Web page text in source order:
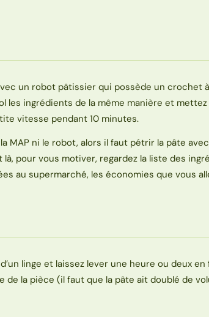
un robot pâtissier qui possède un crochet
les ingrédients de la même manière et
vitesse pendant 10 minutes.
la MAP ni le robot, alors il faut pétrir la pâte
là, pour vous motiver, regardez la liste des
au supermarché, les économies que vous
linge et laissez lever une heure ou deux
de la pièce (il faut que la pâte ait doublé de